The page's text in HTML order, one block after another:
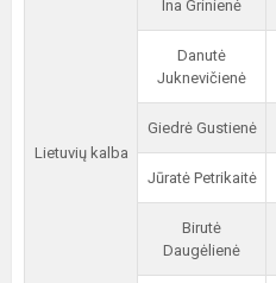
Lietuvių kalba
Ina Grinienė
Danutė
Juknevičienė
Giedrė Gustienė
Jūratė Petrikaitė
Birutė
Daugėlienė